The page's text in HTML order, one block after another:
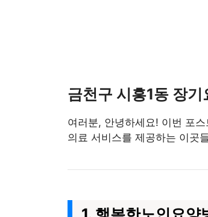
금천구 시흥1동 장
여러분, 안녕하세요! 이번 포
의료 서비스를 제공하는 이곳